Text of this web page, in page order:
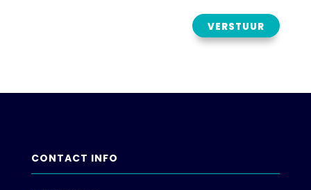
verstuur
CONTACT INFO